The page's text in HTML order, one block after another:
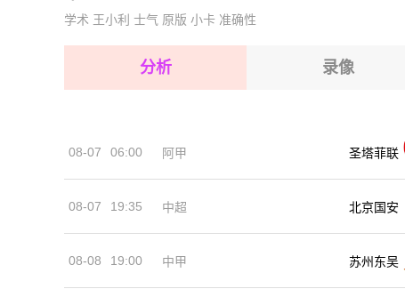
2026-08-14 【球会友谊】 阿贾克斯VSAEK拉纳卡
2026-08-15 【球会友谊】 阿贾克斯VSAEK拉纳卡
2026-08-15 【球会友谊】 阿贾克斯VSAEK拉纳卡
2026-08-14 【球会友谊】 阿贾克斯VSAEK拉纳卡
学术 王小利 士气 原版 小卡 准确性
分析 录像
08-07 06:00 阿甲 圣塔菲联
08-07 19:35 中超 北京国安
08-08 19:00 中甲 苏州东吴